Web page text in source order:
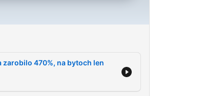
zarobilo 470%, na bytoch len